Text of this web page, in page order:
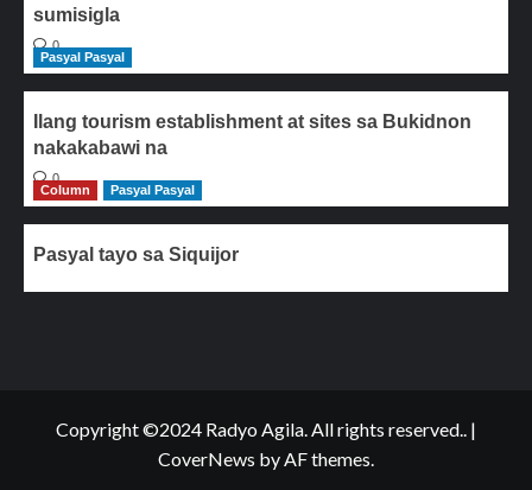
sumisigla
0
Pasyal Pasyal
Ilang tourism establishment at sites sa Bukidnon
nakakabawi na
0
Column
Pasyal Pasyal
Pasyal tayo sa Siquijor
Copyright ©2024 Radyo Agila. All rights reserved.. |
CoverNews by AF themes.